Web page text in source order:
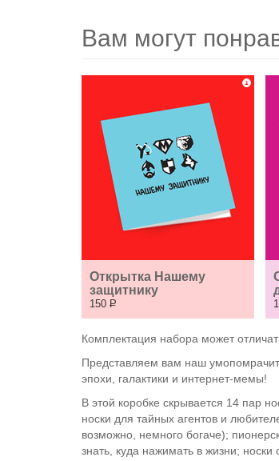
Вам могут
Открытка Нашему
защитнику
150 Р
Комплектация набора может
Представляем вам наш
эпохи, галактики и интернет-мемы!
В этой коробке скрывается 14 пар
носки для тайных агентов и
возможно, немного богаче);
знать, куда нажимать в жизни;